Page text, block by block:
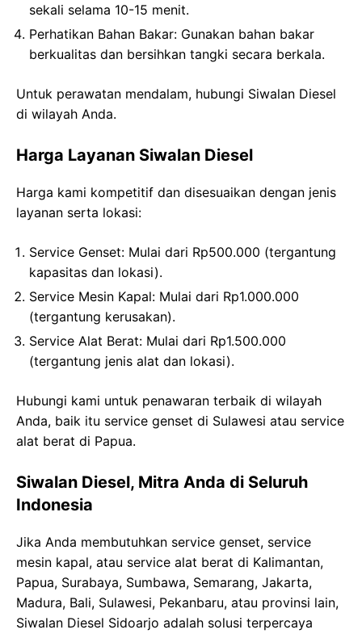
sekali selama 10-15 menit.
Perhatikan Bahan Bakar: Gunakan bahan bakar
berkualitas dan bersihkan tangki secara berkala.
Untuk perawatan mendalam, hubungi Siwalan Diesel
di wilayah Anda.
Harga Layanan Siwalan Diesel
Harga kami kompetitif dan disesuaikan dengan jenis
layanan serta lokasi:
Service Genset: Mulai dari Rp500.000 (tergantung
kapasitas dan lokasi).
Service Mesin Kapal: Mulai dari Rp1.000.000
(tergantung kerusakan).
Service Alat Berat: Mulai dari Rp1.500.000
(tergantung jenis alat dan lokasi).
Hubungi kami untuk penawaran terbaik di wilayah
Anda, baik itu service genset di Sulawesi atau service
alat berat di Papua.
Siwalan Diesel, Mitra Anda di Seluruh
Indonesia
Jika Anda membutuhkan service genset, service
mesin kapal, atau service alat berat di Kalimantan,
Papua, Surabaya, Sumbawa, Semarang, Jakarta,
Madura, Bali, Sulawesi, Pekanbaru, atau provinsi lain,
Siwalan Diesel Sidoarjo adalah solusi terpercaya